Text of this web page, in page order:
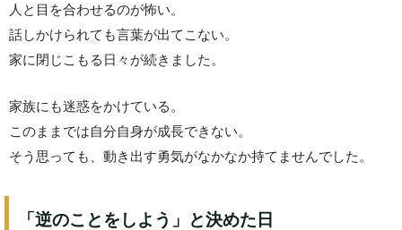
人と目を合わせるのが怖い。
話しかけられても言葉が出てこない。
家に閉じこもる日々が続きました。
家族にも迷惑をかけている。
このままでは自分自身が成長できない。
そう思っても、動き出す勇気がなかなか持てませんでした。
「逆のことをしよう」と決めた日